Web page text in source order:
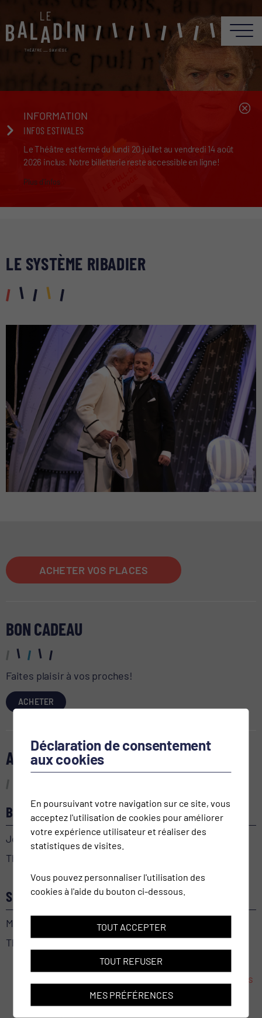
INFORMATION
INFOS ESTIVALES
Le Théâtre est fermé du lundi 20 juillet au vendredi 14 août
2026 inclus. Notre billetterie reste accessible en ligne!
Plus d'infos
LE SYSTÈME RIBADIER
ACHETER VOS PLACES
BON CADEAU
Faites plaisir à vos proches!
ACHETER
AGENDA
BEL-AMI
Jeudi 24 septembre 2026
Théâtre le Baladin
SECRET(S) MÉDICAL
Mercredi 30 septembre 2026
Théâtre le Baladin
Toutes les manifestations
Déclaration de consentement
aux cookies
En poursuivant votre navigation sur ce site, vous
acceptez l'utilisation de cookies pour améliorer
votre expérience utilisateur et réaliser des
statistiques de visites.
Vous pouvez personnaliser l'utilisation des
cookies à l'aide du bouton ci-dessous.
TOUT ACCEPTER
TOUT REFUSER
MES PRÉFÉRENCES